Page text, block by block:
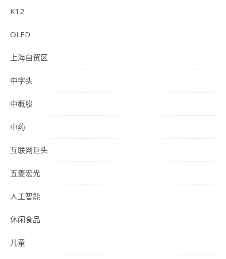
K12
OLED
上海自贸区
中字头
中概股
中药
互联网巨头
五菱宏光
人工智能
休闲食品
儿童